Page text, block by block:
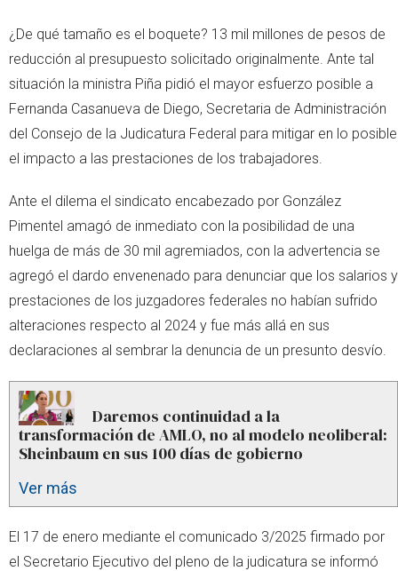
¿De qué tamaño es el boquete? 13 mil millones de pesos de
reducción al presupuesto solicitado originalmente. Ante tal
situación la ministra Piña pidió el mayor esfuerzo posible a
Fernanda Casanueva de Diego, Secretaria de Administración
del Consejo de la Judicatura Federal para mitigar en lo posible
el impacto a las prestaciones de los trabajadores.
Ante el dilema el sindicato encabezado por González
Pimentel amagó de inmediato con la posibilidad de una
huelga de más de 30 mil agremiados, con la advertencia se
agregó el dardo envenenado para denunciar que los salarios y
prestaciones de los juzgadores federales no habían sufrido
alteraciones respecto al 2024 y fue más allá en sus
declaraciones al sembrar la denuncia de un presunto desvío.
Daremos continuidad a la
transformación de AMLO, no al modelo neoliberal:
Sheinbaum en sus 100 días de gobierno
Ver más
El 17 de enero mediante el comunicado 3/2025 firmado por
el Secretario Ejecutivo del pleno de la judicatura se informó